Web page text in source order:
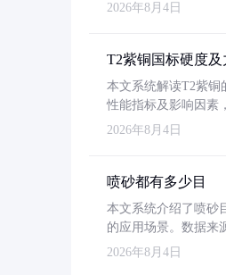
2026年8月4日
T2紫铜国标硬度
本文系统解读T2紫铜
性能指标及影响因素
2026年8月4日
喷砂都有多少目
本文系统介绍了喷砂
的应用场景。数据来
2026年8月4日